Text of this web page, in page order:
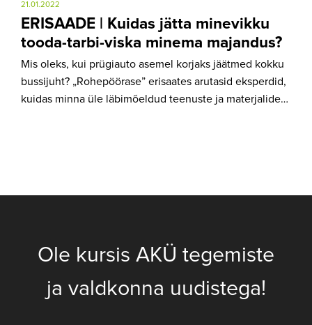
21.01.2022
ERISAADE | Kuidas jätta minevikku
tooda-tarbi-viska minema majandus?
Mis oleks, kui prügiauto asemel korjaks jäätmed kokku
bussijuht? „Rohepöörase” erisaates arutasid eksperdid,
kuidas minna üle läbimõeldud teenuste ja materjalide…
Ole kursis AKÜ tegemiste
ja valdkonna uudistega!